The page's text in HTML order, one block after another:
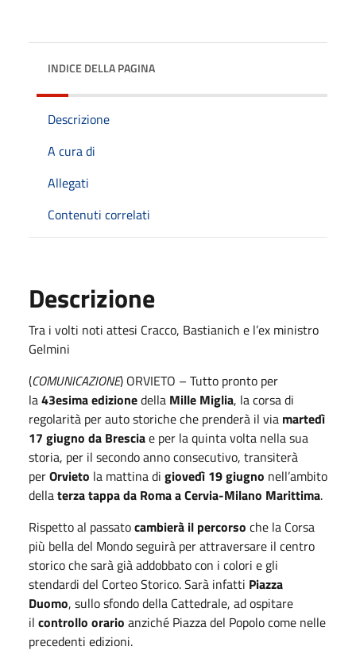
INDICE DELLA PAGINA
Descrizione
A cura di
Allegati
Contenuti correlati
Descrizione
Tra i volti noti attesi Cracco, Bastianich e l’ex ministro
Gelmini
(COMUNICAZIONE) ORVIETO – Tutto pronto per
la43esima edizionedella Mille Miglia, la corsa di
regolarità per auto storiche che prenderà il via martedì
17 giugno da Bresciae per la quinta volta nella sua
storia, per il secondo anno consecutivo, transiterà
perOrvieto la mattina di giovedì 19 giugno nell’ambito
dellaterza tappa da Roma a Cervia-Milano Marittima.
Rispetto al passatocambierà il percorso che la Corsa
più bella del Mondo seguirà per attraversare il centro
storico che sarà già addobbato con i colori e gli
stendardi del Corteo Storico. Sarà infatti Piazza
Duomo, sullo sfondo della Cattedrale, ad ospitare
il controllo orario anziché Piazza del Popolo come nelle
precedenti edizioni.